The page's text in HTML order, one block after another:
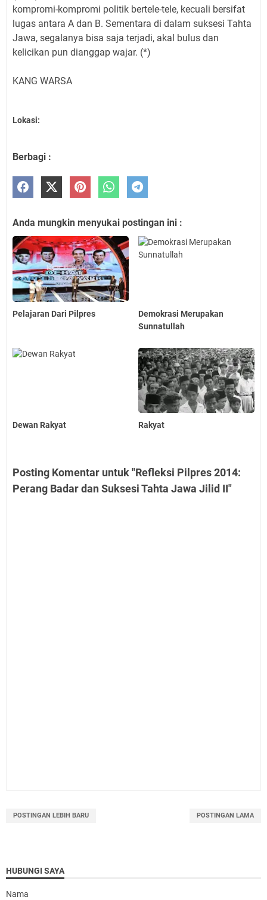
kompromi-kompromi politik bertele-tele, kecuali bersifat
lugas antara A dan B. Sementara di dalam suksesi Tahta
Jawa, segalanya bisa saja terjadi, akal bulus dan
kelicikan pun dianggap wajar. (*)
KANG WARSA
Lokasi:
Berbagi :
Anda mungkin menyukai postingan ini :
Pelajaran Dari Pilpres
Demokrasi Merupakan
Sunnatullah
Dewan Rakyat Rakyat
Posting Komentar untuk "Refleksi Pilpres 2014:
Perang Badar dan Suksesi Tahta Jawa Jilid II"
POSTINGAN LEBIH BARU POSTINGAN LAMA
HUBUNGI SAYA
Nama